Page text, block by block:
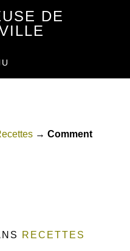
DE
→Comment
RECETTES